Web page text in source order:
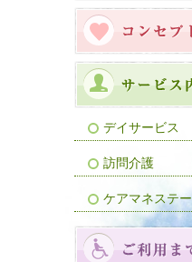
デイサービス
訪問介護
ケアマネステ